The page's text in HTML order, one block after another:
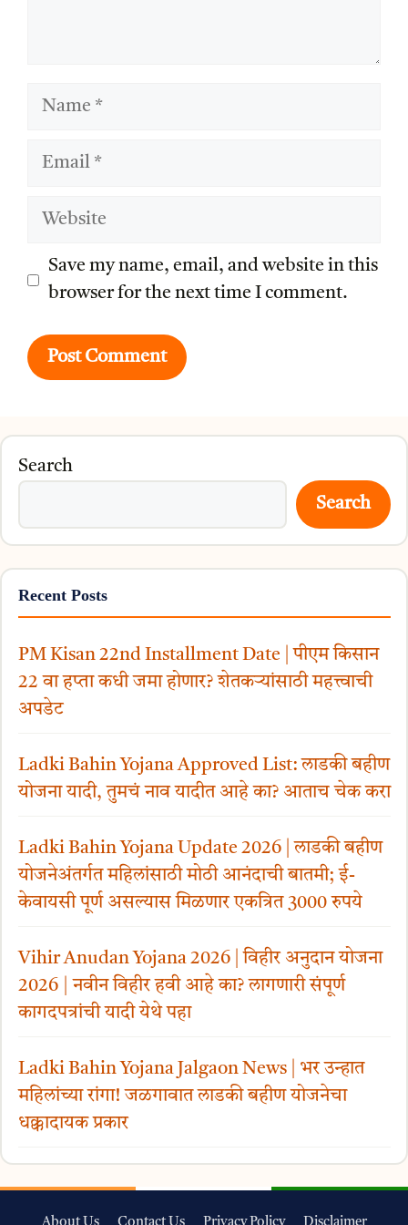
Name
Email
Website
Save my name, email, and website in this
browser for the next time I comment.
Search
Search
Recent Posts
PM Kisan 22nd Installment Date | पीएम किसान
22 वा हप्ता कधी जमा होणार? शेतकऱ्यांसाठी महत्त्वाची
अपडेट
Ladki Bahin Yojana Approved List: लाडकी बहीण
योजना यादी, तुमचं नाव यादीत आहे का? आताच चेक करा
Ladki Bahin Yojana Update 2026 | लाडकी बहीण
योजनेअंतर्गत महिलांसाठी मोठी आनंदाची बातमी; ई-
केवायसी पूर्ण असल्यास मिळणार एकत्रित 3000 रुपये
Vihir Anudan Yojana 2026 | विहीर अनुदान योजना
2026 | नवीन विहीर हवी आहे का? लागणारी संपूर्ण
कागदपत्रांची यादी येथे पहा
Ladki Bahin Yojana Jalgaon News | भर उन्हात
महिलांच्या रांगा! जळगावात लाडकी बहीण योजनेचा
धक्कादायक प्रकार